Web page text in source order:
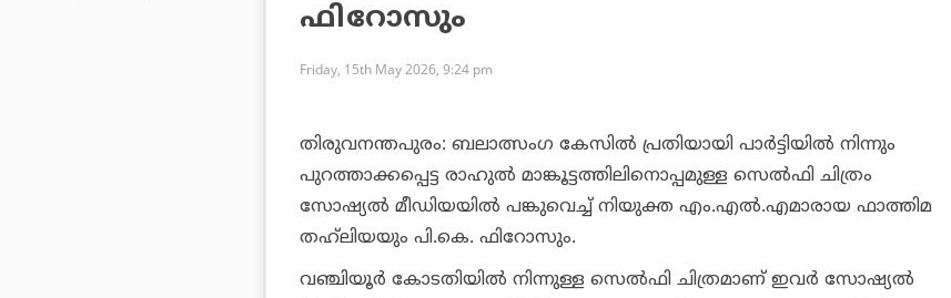
ഫിറോസും
Friday, 15th May 2026, 9:24 pm
തിരുവനന്തപുരം: ബലാത്സംഗ കേസില്‍ പ്രതിയായി പാര്‍ട്ടിയില്‍ നിന്നും
പുറത്താക്കപ്പെട്ട രാഹുല്‍ മാങ്കൂട്ടത്തിലിനൊപ്പമുള്ള സെല്‍ഫി ചിത്രം
സോഷ്യല്‍ മീഡിയയില്‍ പങ്കുവെച്ച് നിയുക്ത എം.എല്‍.എമാരായ ഫാത്തിമ
തഹ്‌ലിയയും പി.കെ. ഫിറോസും.
വഞ്ചിയൂര്‍ കോടതിയില്‍ നിന്നുള്ള സെല്‍ഫി ചിത്രമാണ് ഇവര്‍ സോഷ്യല്‍